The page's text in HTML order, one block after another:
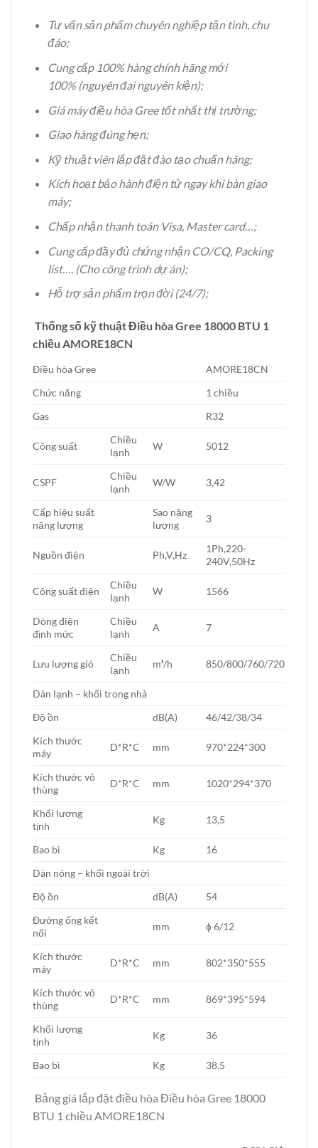
Tư vấn sản phẩm chuyên nghiệp tận tình, chu
đáo;
Cung cấp 100% hàng chính hãng mới
100% (nguyên đai nguyên kiện);
Giá máy điều hòa Gree tốt nhất thị trường;
Giao hàng đúng hẹn;
Kỹ thuật viên lắp đặt đào tạo chuẩn hãng;
Kích hoạt bảo hành điện tử ngay khi bàn giao
máy;
Chấp nhận thanh toán Visa, Master card…;
Cung cấp đầy đủ chứng nhận CO/CQ, Packing
list…. (Cho công trình dự án);
Hỗ trợ sản phẩm trọn đời (24/7);
Thống số kỹ thuật Điều hòa Gree 18000 BTU 1
chiều AMORE18CN
Điều hòa Gree
AMORE18CN
Chức năng
1 chiều
Gas
R32
Công suất
Chiều
lạnh
W 5012
CSPF
Chiều
lạnh
W/W 3,42
Cấp hiệu suất
năng lượng
Sao năng
lượng
3
Nguồn điện Ph,V,Hz
1Ph,220-
240V,50Hz
Công suất điện
Chiều
lạnh
W 1566
Dòng điện
định mức
Chiều
lạnh
A 7
Lưu lượng gió
Chiều
lạnh
m³/h 850/800/760/720
Dàn lạnh – khối trong nhà
Độ ồn
dB(A)
46/42/38/34
Kích thước
máy
D*R*C mm 970*224*300
Kích thước vỏ
thùng
D*R*C mm 1020*294*370
Khối lượng
tịnh
Kg 13,5
Bao bì Kg
16
Dàn nóng – khối ngoài trời
Độ ồn
dB(A)
54
Đường ống kết
nối
mm ɸ 6/12
Kích thước
máy
D*R*C mm 802*350*555
Kích thước vỏ
thùng
D*R*C mm 869*395*594
Khối lượng
tịnh
Kg 36
Bao bì Kg 38.5
Bảng giá lắp đặt điều hòa Điều hòa Gree 18000
BTU 1 chiều AMORE18CN